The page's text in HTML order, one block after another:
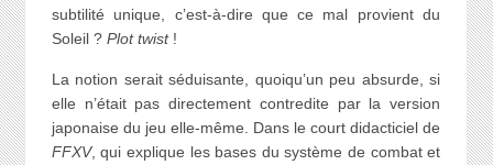
subtilité unique, c’est-à-dire que ce mal provient du
Soleil ? Plot twist!
La notion serait séduisante, quoiqu’un peu absurde, si
elle n’était pas directement contredite par la version
japonaise du jeu elle-même. Dans le court didacticiel de
FFXV, qui explique les bases du système de combat et